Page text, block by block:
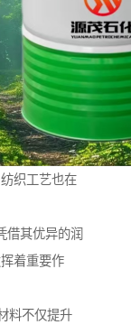
织工艺也在
借其优异的润
着重要作
料不仅提升